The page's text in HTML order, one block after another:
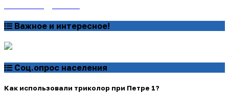
Важное и интересное!
Соц.опрос населения
Как использовали триколор при Петре 1?